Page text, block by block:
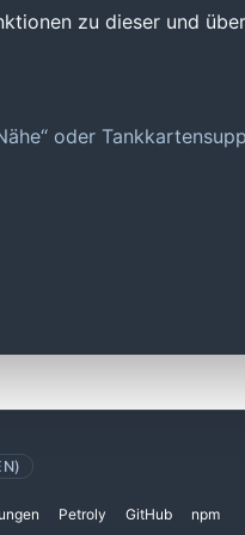
zu dieser und
oder
Petroly GitHub npm